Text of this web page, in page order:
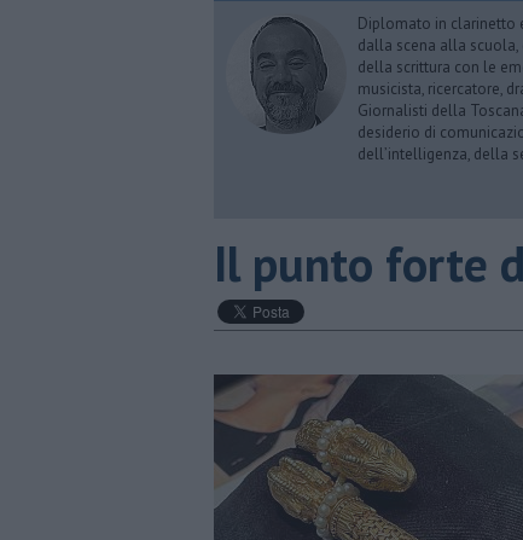
Diplomato in clarinetto
dalla scena alla
della scrittura con le
musicista, ricercatore,
Giornalisti della
desiderio di
dell’intelligenza, della
​Il punto forte